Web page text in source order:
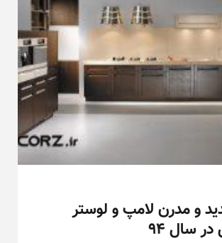
و مدرن لامپ و لوستر
سال ۹۴